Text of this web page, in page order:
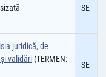
SE
juridică, de
validări (TERMEN:
SE